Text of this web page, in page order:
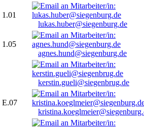
1.01
lukas.huber@siegenburg.de
1.05
agnes.hund@siegenburg.de
kerstin.gueli@siegenbrug.de
E.07